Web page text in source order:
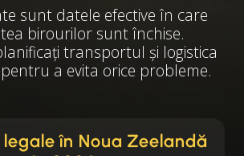
sunt datele efective în care
birourilor sunt închise.
transportul și logistica
a evita orice probleme.
în Noua Zeelandă